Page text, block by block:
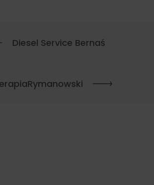
Diesel Service Bernaś